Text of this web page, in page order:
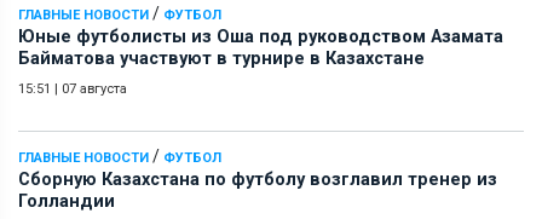
ГЛАВНЫЕ НОВОСТИ / ФУТБОЛ
Юные футболисты из Оша под руководством Азамата
Байматова участвуют в турнире в Казахстане
15:51 | 07 августа
ГЛАВНЫЕ НОВОСТИ / ФУТБОЛ
Сборную Казахстана по футболу возглавил тренер из
Голландии